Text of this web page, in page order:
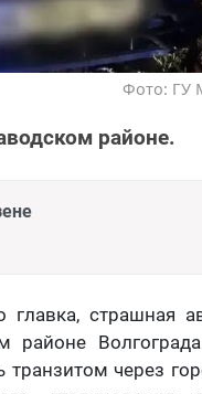
Фото: ГУ
районе.
главка, страшная
через